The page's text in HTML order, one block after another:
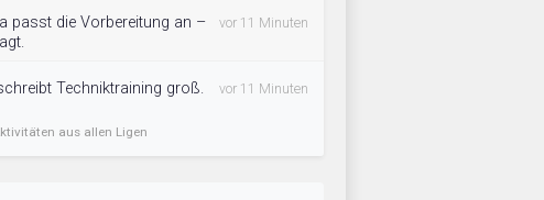
passt die Vorbereitung an –
vor 11 Minuten
Techniktraining groß. vor 11 Minuten
aus allen Ligen